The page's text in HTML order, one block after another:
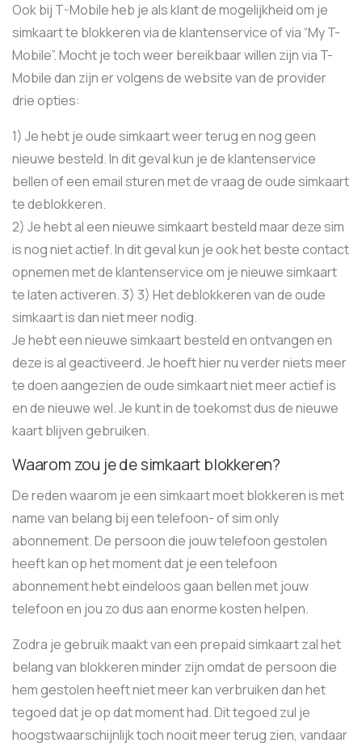
Ook bij T-Mobile heb je als klant de mogelijkheid om je
simkaart te blokkeren via de klantenservice of via “My T-
Mobile”. Mocht je toch weer bereikbaar willen zijn via T-
Mobile dan zijn er volgens de website van de provider
drie opties:
1) Je hebt je oude simkaart weer terug en nog geen
nieuwe besteld. In dit geval kun je de klantenservice
bellen of een email sturen met de vraag de oude simkaart
te deblokkeren.
2) Je hebt al een nieuwe simkaart besteld maar deze sim
is nog niet actief. In dit geval kun je ook het beste contact
opnemen met de klantenservice om je nieuwe simkaart
te laten activeren. 3) 3) Het deblokkeren van de oude
simkaart is dan niet meer nodig.
Je hebt een nieuwe simkaart besteld en ontvangen en
deze is al geactiveerd. Je hoeft hier nu verder niets meer
te doen aangezien de oude simkaart niet meer actief is
en de nieuwe wel. Je kunt in de toekomst dus de nieuwe
kaart blijven gebruiken.
Waarom zou je de simkaart blokkeren?
De reden waarom je een simkaart moet blokkeren is met
name van belang bij een telefoon- of sim only
abonnement. De persoon die jouw telefoon gestolen
heeft kan op het moment dat je een telefoon
abonnement hebt eindeloos gaan bellen met jouw
telefoon en jou zo dus aan enorme kosten helpen.
Zodra je gebruik maakt van een prepaid simkaart zal het
belang van blokkeren minder zijn omdat de persoon die
hem gestolen heeft niet meer kan verbruiken dan het
tegoed dat je op dat moment had. Dit tegoed zul je
hoogstwaarschijnlijk toch nooit meer terug zien, vandaar